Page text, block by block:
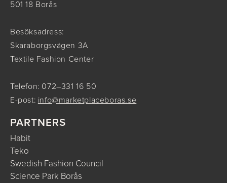
501 18 Borås
Besöksadress:
Skaraborgsvägen 3A
Textile Fashion Center
Telefon: 072–331 16 50
E-post: info@marketplaceboras.se
PARTNERS
Habit
Teko
Swedish Fashion Council
Science Park Borås